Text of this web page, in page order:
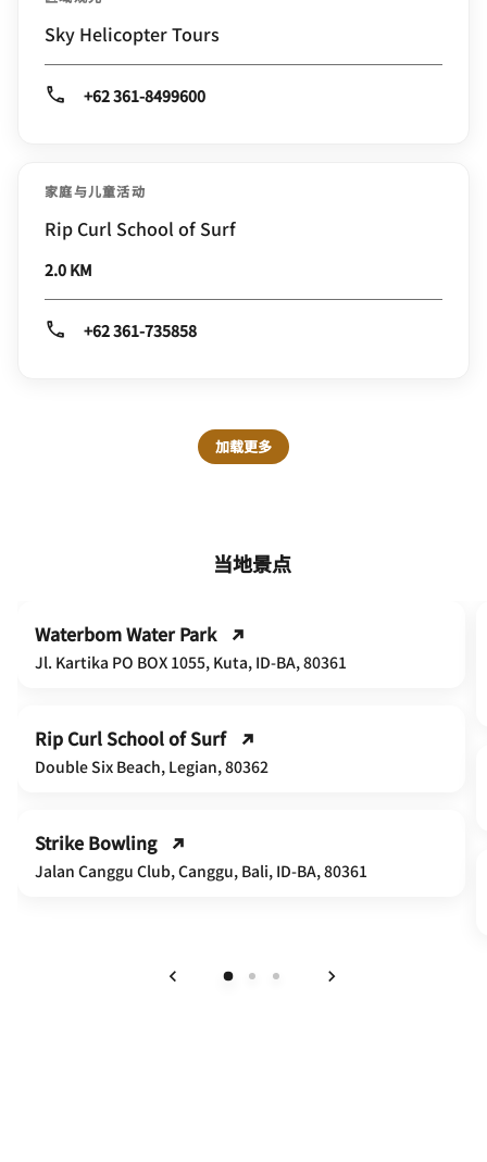
Sky Helicopter Tours
+62 361-8499600
家庭与儿童活动
Rip Curl School of Surf
2.0 KM
+62 361-735858
加载更多
当地景点
Waterbom Water Park
Jl. Kartika PO BOX 1055, Kuta, ID-BA, 80361
Rip Curl School of Surf
Double Six Beach, Legian, 80362
Strike Bowling
Jalan Canggu Club, Canggu, Bali, ID-BA, 80361